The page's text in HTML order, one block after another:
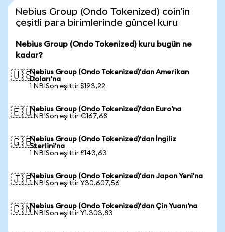
Nebius Group (Ondo Tokenized) coin'in
çeşitli para birimlerinde güncel kuru
Nebius Group (Ondo Tokenized) kuru bugün ne
kadar?
🇺🇸Nebius Group (Ondo Tokenized)'dan Amerikan
Doları'na
1 NBISon eşittir $193,22
🇪🇺Nebius Group (Ondo Tokenized)'dan Euro'na
1 NBISon eşittir €167,68
🇬🇧Nebius Group (Ondo Tokenized)'dan İngiliz
Sterlini'na
1 NBISon eşittir £143,63
🇯🇵Nebius Group (Ondo Tokenized)'dan Japon Yeni'na
1 NBISon eşittir ¥30.607,56
🇨🇳Nebius Group (Ondo Tokenized)'dan Çin Yuanı'na
1 NBISon eşittir ¥1.303,83